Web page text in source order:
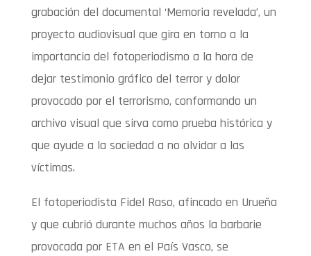
grabación del documental ‘Memoria revelada’, un
proyecto audiovisual que gira en torno a la
importancia del fotoperiodismo a la hora de
dejar testimonio gráfico del terror y dolor
provocado por el terrorismo, conformando un
archivo visual que sirva como prueba histórica y
que ayude a la sociedad a no olvidar a las
víctimas.
El fotoperiodista Fidel Raso, afincado en Urueña
y que cubrió durante muchos años la barbarie
provocada por ETA en el País Vasco, se